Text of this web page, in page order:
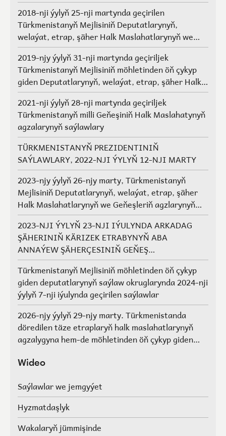
2018-nji ýylyň 25-nji martynda geçirilen
Türkmenistanyň Mejlisiniň Deputatlarynyň,
welaýat, etrap, şäher Halk Maslahatlarynyň we
Geňeşleriň agzalarynyň saýlawlary.
2019-njy ýylyň 31-nji martynda geçiriljek
Türkmenistanyň Mejlisiniň möhletinden öň çykyp
giden Deputatlarynyň, welaýat, etrap, şäher Halk
Maslahatlarynyň we Geňeşleriň agzalarynyň ýerine
saýlawlar
2021-nji ýylyň 28-nji martynda geçiriljek
Türkmenistanyň milli Geňeşiniň Halk Maslahatynyň
agzalarynyň saýlawlary
TÜRKMENISTANYŇ PREZIDENTINIŇ
SAÝLAWLARY, 2022-NJI ÝYLYŇ 12-NJI MARTY
2023-njy ýylyň 26-njy marty, Türkmenistanyň
Mejlisiniň Deputatlarynyň, welaýat, etrap, şäher
Halk Maslahatlarynyň we Geňeşleriň agzlarynyň
saýlawlary
2023-NJI ÝYLYŇ 23-NJI IÝULYNDA ARKADAG
ŞÄHERINIŇ KÄRIZEK ETRABYNYŇ ABA
ANNAÝEW ŞÄHERÇESINIŇ GEŇEŞ
AGZALARYNYŇ SAÝLAWLARY
Türkmenistanyň Mejlisiniň möhletinden öň çykyp
giden deputatlarynyň saýlaw okruglarynda 2024-nji
ýylyň 7-nji iýulynda geçirilen saýlawlar
2026-njy ýylyň 29-njy marty. Türkmenistanda
döredilen täze etraplaryň halk maslahatlarynyň
agzalygyna hem-de möhletinden öň çykyp giden
maslahatlarynyň we Geňeşleriň agzalarynyň ýerine
Wideo
Saýlawlar we jemgyýet
Hyzmatdaşlyk
Wakalaryň jümmişinde